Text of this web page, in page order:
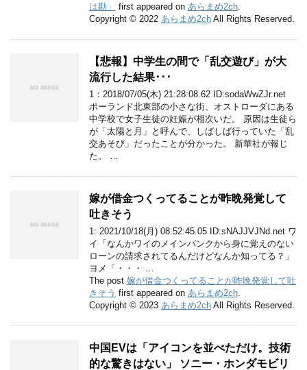
は勘」
first appeared on あらまめ2ch
Copyright © 2022 あらまめ2ch All Rights Reserved.
【悲報】中学生の間で「乱交遊び」が大
流行した結果･･･
1：2018/07/05(木) 21:28:08.62 ID:sodaWwZJr.net
ポーランド北東部の小さな街、オストローダにある
中学校で女子生徒の妊娠が相次いだ。 原因は生徒ら
が「太陽と月」と呼んで、しばしば行っていた「乱
交あそび」だったことが分かった。 新華社が報じ
た。 …
嫁が借金つくってることが昨晩発覚して
吐きそう
1: 2021/10/18(月) 08:52:45.05 ID:sNAJJVJNd.net ワ
イ「なんかワイのメインバンクから身に覚えのない
ローンの請求されてるんだけどなんか知ってる？」
ヨメ「・・・ …
The post 嫁が借金つくってることが昨晩発覚して吐
きそう first appeared on あらまめ2ch
Copyright © 2023 あらまめ2ch All Rights Reserved.
中国EVは「アイコンを並べただけ。技術
的な驚きはない」 ソニー・ホンダモビリ